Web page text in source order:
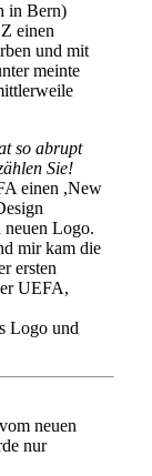
in Bern)
einen
und mit
meinte
so abrupt
Sie!
einen ,New
neuen Logo.
mir kam die
ersten
UEFA,
Logo und
neuen
nur